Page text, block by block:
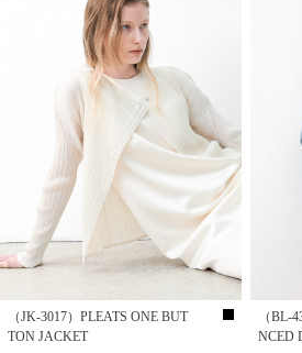
（JK-3017）PLEATS ONE BUT
TON JACKET
（BL-
NCED